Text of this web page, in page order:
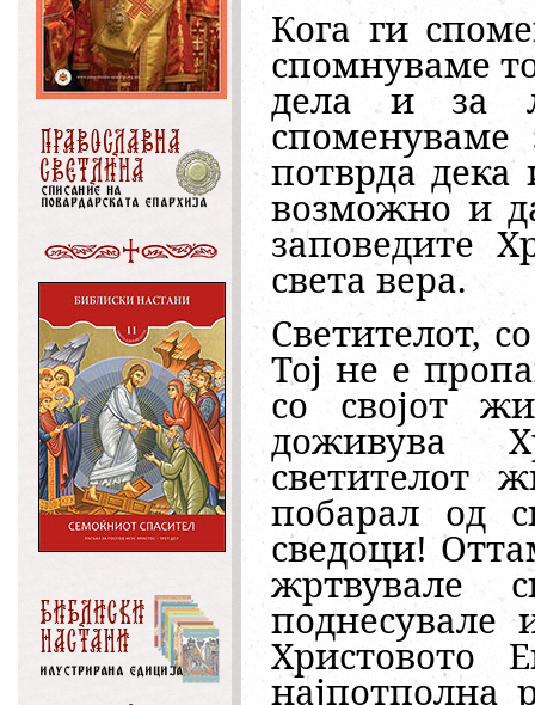
Кога ги
спомнуваме
дела и за
потврда дека
возможно и
заповедите
света вера.
Светителот,
Тој не е
со својот
доживува
светителот
побарал од
сведоци!
жртвувале
поднесувале
Христовото
најпотполна